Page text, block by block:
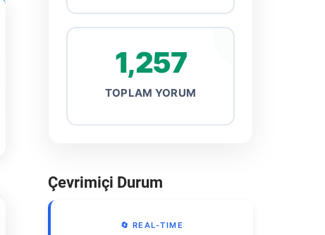
1,257
TOPLAM YORUM
Çevrimiçi Durum
🔄 REAL-TIME